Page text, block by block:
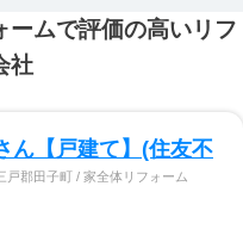
ームで評価の高いリフ
社
ん【戸建て】(住友不
戸郡田子町 / 家全体リフォーム